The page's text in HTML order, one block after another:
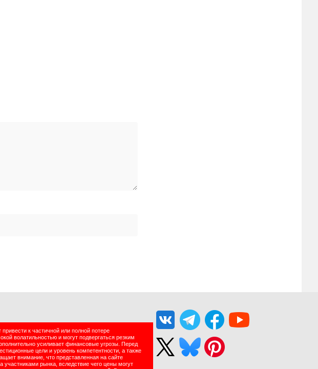
к частичной или полной потере
волатильностью и могут подвергаться резким
усиливает финансовые угрозы. Перед
цели и уровень компетентности, а также
внимание, что представленная на сайте
рынка, вследствие чего цены могут